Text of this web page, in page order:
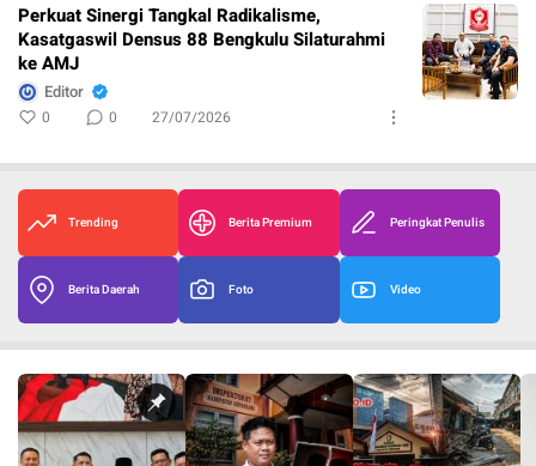
Perkuat Sinergi Tangkal Radikalisme,
Kasatgaswil Densus 88 Bengkulu Silaturahmi
ke AMJ
Editor
0 0 27/07/2026
Trending Berita Premium Peringkat Penulis
Berita Daerah Foto Video